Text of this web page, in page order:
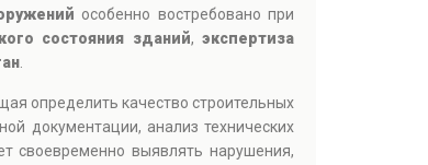
особенно востребовано при
состояния зданий,экспертиза
определить качество строительных
документации, анализ технических
своевременно выявлять нарушения,